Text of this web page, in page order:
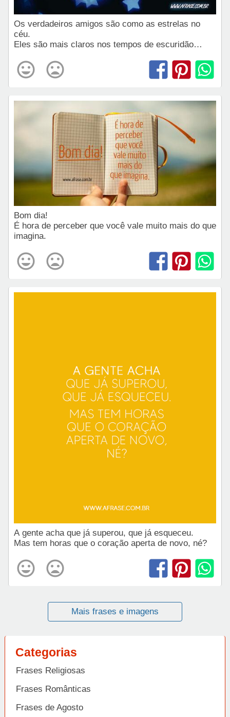
Os verdadeiros amigos são como as estrelas no
céu.
Eles são mais claros nos tempos de escuridão…
Bom dia!
É hora de perceber que você vale muito mais do que
imagina.
A gente acha que já superou, que já esqueceu.
Mas tem horas que o coração aperta de novo, né?
Mais frases e imagens
Categorias
Frases Religiosas
Frases Românticas
Frases de Agosto